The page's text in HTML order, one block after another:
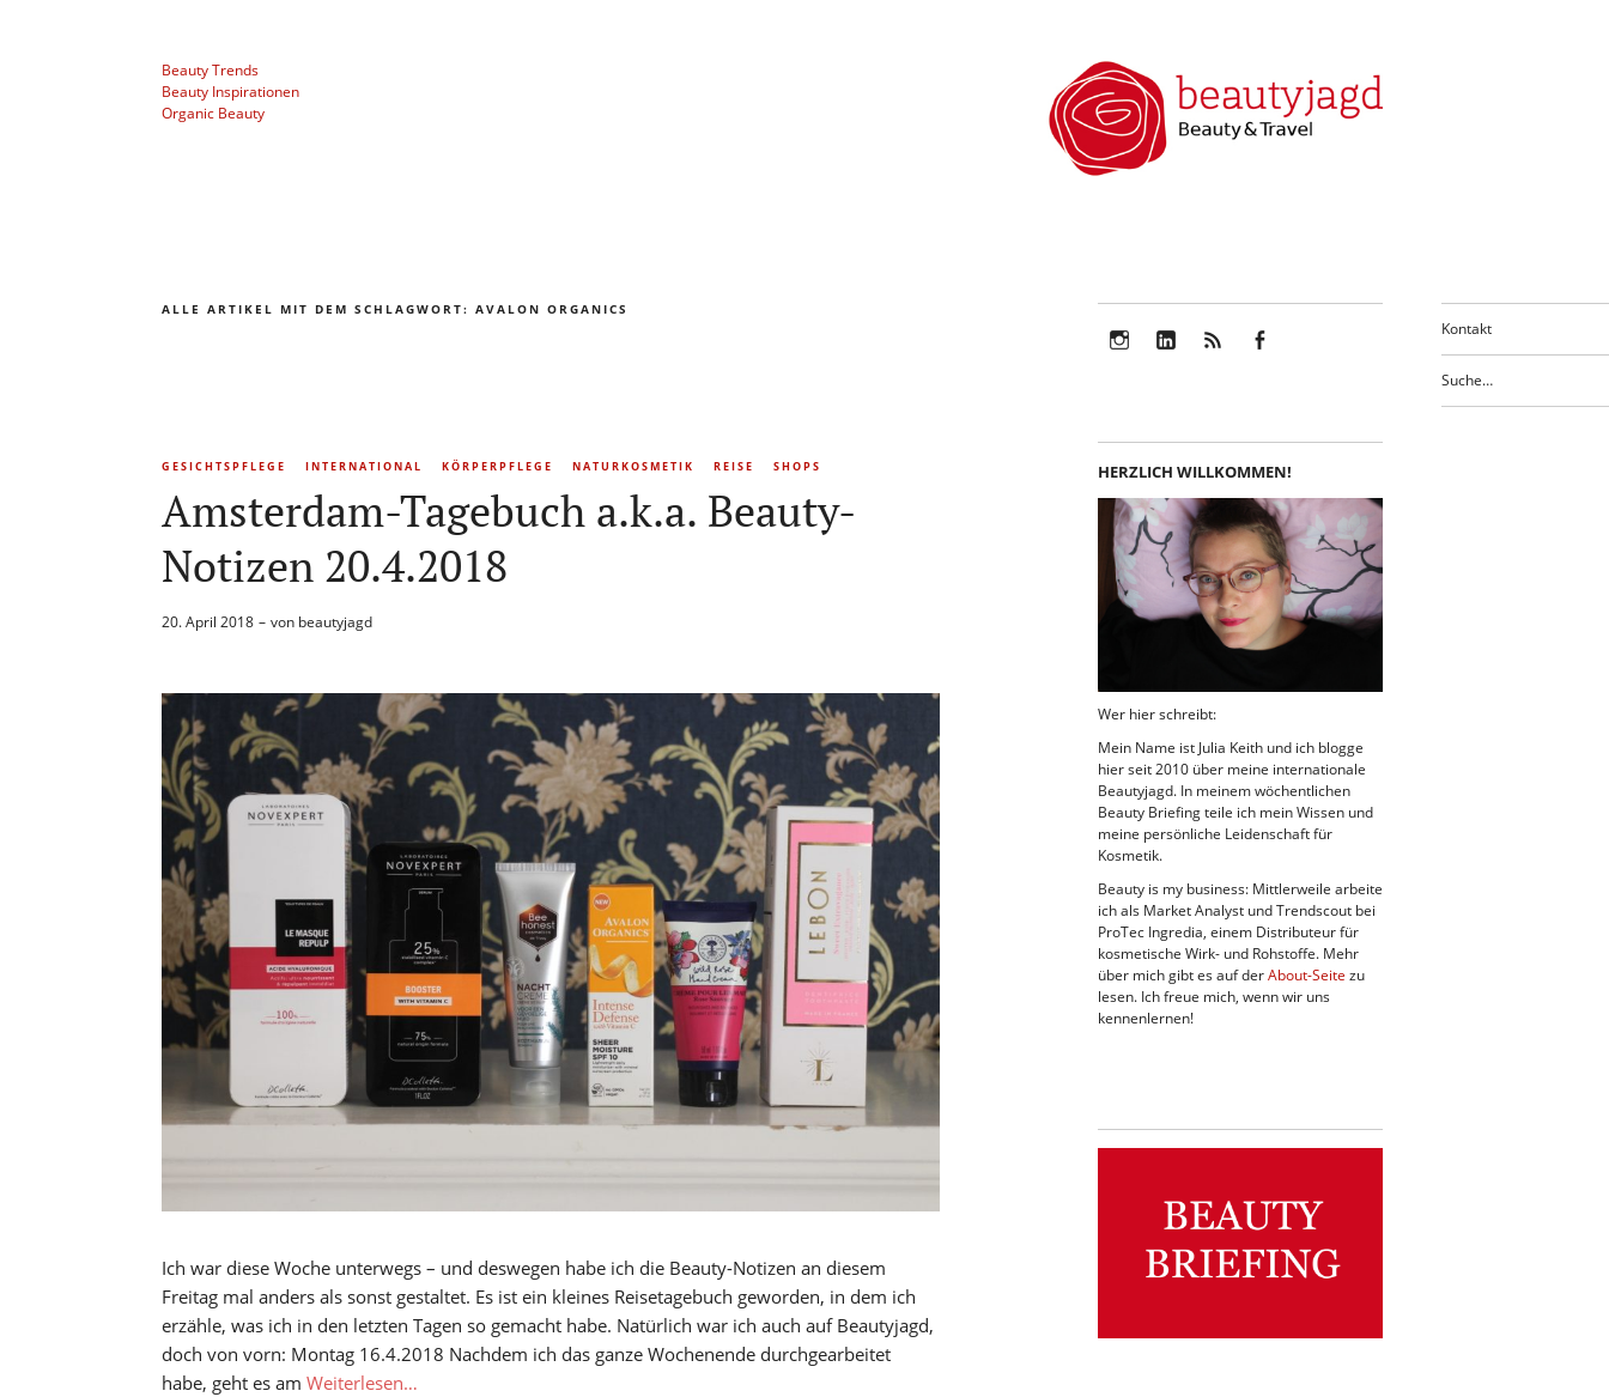
Kontakt
Beauty Trends
Beauty Inspirationen
Organic Beauty
ALLE ARTIKEL MIT DEM SCHLAGWORT: AVALON ORGANICS
GESICHTSPFLEGE INTERNATIONAL KÖRPERPFLEGE NATURKOSMETIK REISE SHOPS
Amsterdam-Tagebuch a.k.a. Beauty-
Notizen 20.4.2018
20. April 2018 von beautyjagd
Ich war diese Woche unterwegs – und deswegen habe ich die Beauty-Notizen an diesem
Freitag mal anders als sonst gestaltet. Es ist ein kleines Reisetagebuch geworden, in dem ich
erzähle, was ich in den letzten Tagen so gemacht habe. Natürlich war ich auch auf Beautyjagd,
doch von vorn: Montag 16.4.2018 Nachdem ich das ganze Wochenende durchgearbeitet
habe, geht es am Weiterlesen…
HERZLICH WILLKOMMEN!
Wer hier schreibt:
Mein Name ist Julia Keith und ich blogge
hier seit 2010 über meine internationale
Beautyjagd. In meinem wöchentlichen
Beauty Briefing teile ich mein Wissen und
meine persönliche Leidenschaft für
Kosmetik.
Beauty is my business: Mittlerweile arbeite
ich als Market Analyst und Trendscout bei
ProTec Ingredia, einem Distributeur für
kosmetische Wirk- und Rohstoffe. Mehr
über mich gibt es auf derAbout-Seite zu
lesen. Ich freue mich, wenn wir uns
kennenlernen!